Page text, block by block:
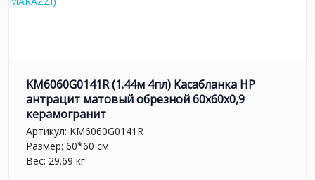
KM6060G0141R (1.44м 4пл) Касабланка HP
антрацит матовый обрезной 60x60x0,9
керамогранит
Артикул: KM6060G0141R
Размер: 60*60 см
Вес: 29.69 кг